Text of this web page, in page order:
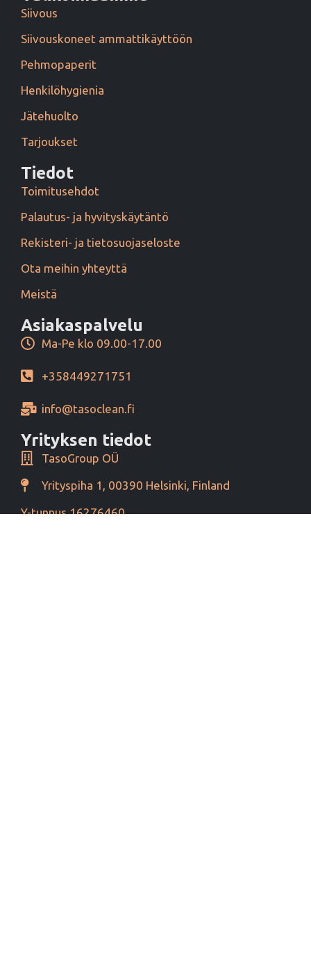
Siivous
Siivouskoneet ammattikäyttöön
Pehmopaperit
Henkilöhygienia
Jätehuolto
Tarjoukset
Tiedot
Toimitusehdot
Palautus- ja hyvityskäytäntö
Rekisteri- ja tietosuojaseloste
Ota meihin yhteyttä
Meistä
Asiakaspalvelu
Ma-Pe klo 09.00-17.00
+358449271751
info@tasoclean.fi
Yrityksen tiedot
TasoGroup OÜ
Yrityspiha 1, 00390 Helsinki, Finland
Y-tunnus 16276460